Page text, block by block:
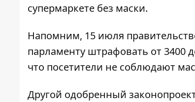
супермаркете без маски.
Напомним, 15 июля
парламенту штрафовать от 3400
что посетители не соблюдают
Другой одобренный